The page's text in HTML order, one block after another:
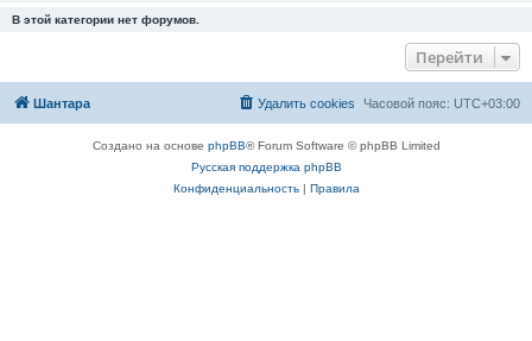
В этой категории нет форумов.
Перейти
Шантара Часовой пояс: UTC+03:00
Удалить cookies
Создано на основе phpBB® Forum Software © phpBB Limited
Русская поддержка phpBB
Конфиденциальность| Правила